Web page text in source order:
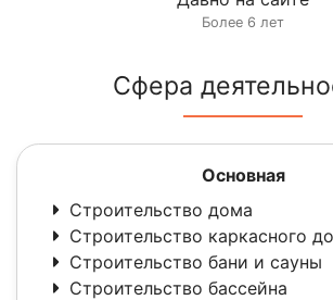
Более 6 лет
Сфера
Основная
Строительство дома
Строительство каркасного
Строительство бани и сауны
Строительство бассейна